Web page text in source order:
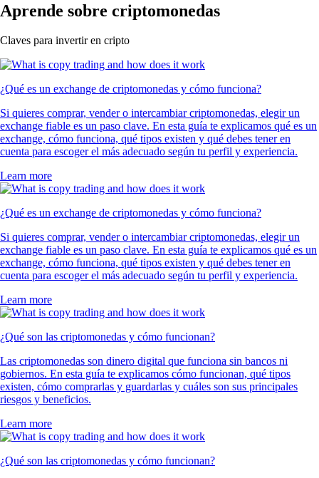
Aprende sobre criptomonedas
Claves para invertir en cripto
¿Qué es un exchange de criptomonedas y cómo funciona?
Si quieres comprar, vender o intercambiar criptomonedas, elegir un
exchange fiable es un paso clave. En esta guía te explicamos qué es un
exchange, cómo funciona, qué tipos existen y qué debes tener en
cuenta para escoger el más adecuado según tu perfil y experiencia.
Learn more
¿Qué es un exchange de criptomonedas y cómo funciona?
Si quieres comprar, vender o intercambiar criptomonedas, elegir un
exchange fiable es un paso clave. En esta guía te explicamos qué es un
exchange, cómo funciona, qué tipos existen y qué debes tener en
cuenta para escoger el más adecuado según tu perfil y experiencia.
Learn more
¿Qué son las criptomonedas y cómo funcionan?
Las criptomonedas son dinero digital que funciona sin bancos ni
gobiernos. En esta guía te explicamos cómo funcionan, qué tipos
existen, cómo comprarlas y guardarlas y cuáles son sus principales
riesgos y beneficios.
Learn more
¿Qué son las criptomonedas y cómo funcionan?